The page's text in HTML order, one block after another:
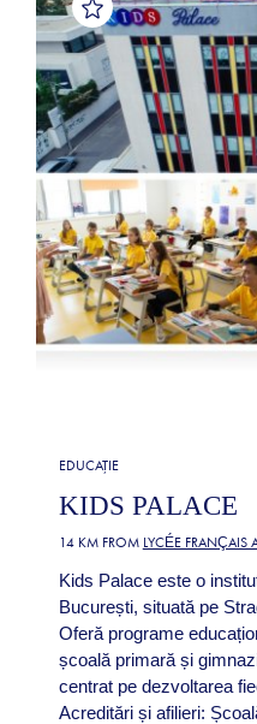
EDUCAȚIE
KIDS PALACE
14 KM FROM LYCÉE FRANÇAIS
Kids Palace este o
București, situată pe
Oferă programe
școală primară și
centrat pe dezvoltarea
Acreditări și afilieri: